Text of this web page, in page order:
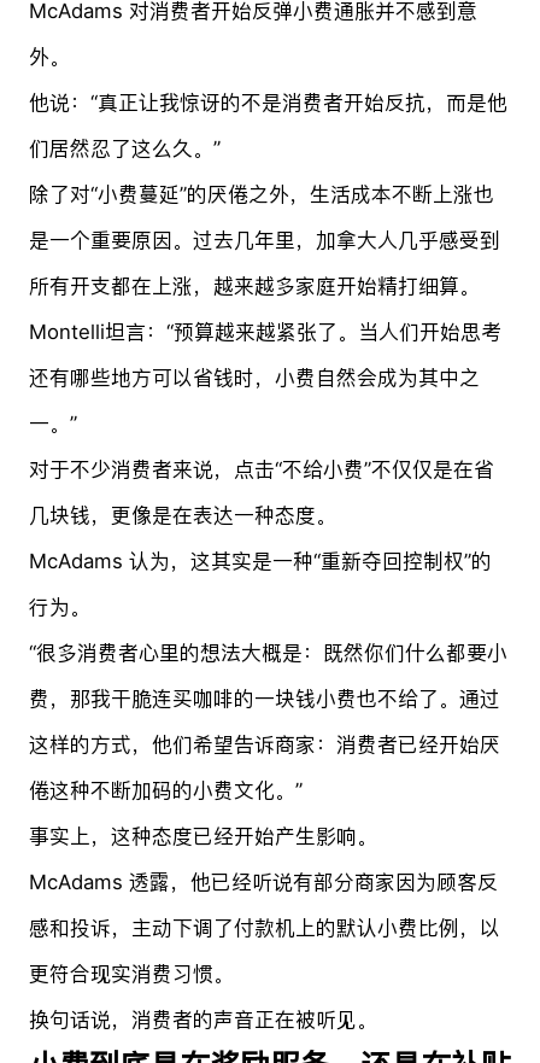
McAdams 对消费者开始反弹小费通胀并不感到意
外。
他说：“真正让我惊讶的不是消费者开始反抗，而是他
们居然忍了这么久。”
除了对“小费蔓延”的厌倦之外，生活成本不断上涨也
是一个重要原因。过去几年里，加拿大人几乎感受到
所有开支都在上涨，越来越多家庭开始精打细算。
Montelli坦言：“预算越来越紧张了。当人们开始思考
还有哪些地方可以省钱时，小费自然会成为其中之
一。”
对于不少消费者来说，点击“不给小费”不仅仅是在省
几块钱，更像是在表达一种态度。
McAdams 认为，这其实是一种“重新夺回控制权”的
行为。
“很多消费者心里的想法大概是：既然你们什么都要小
费，那我干脆连买咖啡的一块钱小费也不给了。通过
这样的方式，他们希望告诉商家：消费者已经开始厌
倦这种不断加码的小费文化。”
事实上，这种态度已经开始产生影响。
McAdams 透露，他已经听说有部分商家因为顾客反
感和投诉，主动下调了付款机上的默认小费比例，以
更符合现实消费习惯。
换句话说，消费者的声音正在被听见。